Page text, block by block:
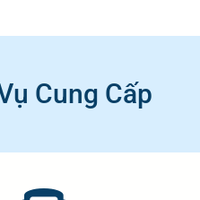
Cung Cấp